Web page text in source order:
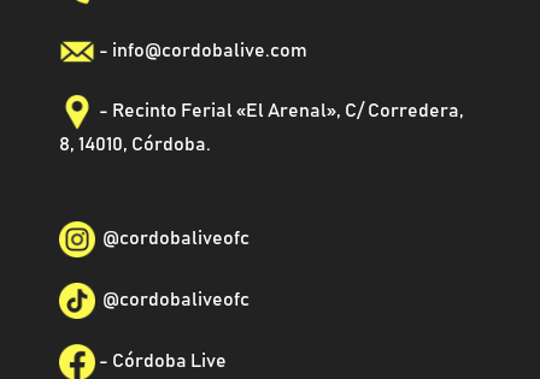
- info@cordobalive.com
- Recinto Ferial «El Arenal», C/ Corredera,
8, 14010, Córdoba.
@cordobaliveofc
@cordobaliveofc
- Córdoba Live